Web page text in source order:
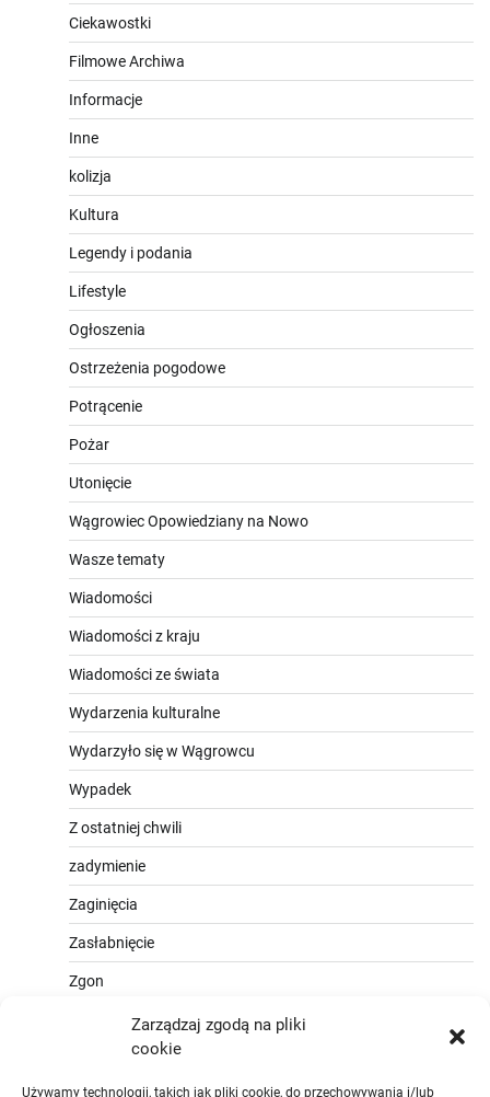
Zarządzaj zgodą na pliki
cookie
Używamy technologii, takich jak pliki cookie, do przechowywania i/lub
Ciekawostki
Filmowe Archiwa
Informacje
Inne
kolizja
Kultura
Legendy i podania
Lifestyle
Ogłoszenia
Ostrzeżenia pogodowe
Potrącenie
Pożar
Utonięcie
Wągrowiec Opowiedziany na Nowo
Wasze tematy
Wiadomości
Wiadomości z kraju
Wiadomości ze świata
Wydarzenia kulturalne
Wydarzyło się w Wągrowcu
Wypadek
Z ostatniej chwili
zadymienie
Zaginięcia
Zasłabnięcie
Zgon